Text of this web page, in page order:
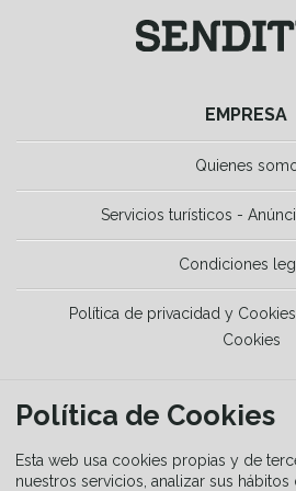
EMPRESA
Quienes
Servicios turísticos -
Condiciones
Política de privacidad y
Cookies
La Guía del
Política de Cookies
Esta web usa cookies propias y de
nuestros servicios, analizar sus